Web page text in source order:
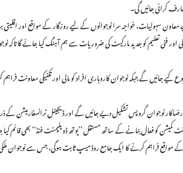
کرائی جائیں گی۔
سہولیات، خواجہ سرا نوجوانوں کے لیے روزگار کے مواقع اور اقلیتی
فنی تعلیم کو جدید مارکیٹ کی ضروریات سے ہم آہنگ کیا جائے گا تاکہ
جائیں گے جبکہ نوجوان کاروباری افراد کو مالی اور تکنیکی معاونت
نوجوان گروپس تشکیل دیے جائیں گے اور ڈیجیٹل ٹرانسفارمیشن کے
کمیشن کو فعال بنانے کے ساتھ مستقل ’’یوتھ ڈویلپمنٹ فنڈ‘‘ بھی قائم
مواقع فراہم کرنے کا ایک جامع روڈ میپ ثابت ہوگی، جس سے نوجوان